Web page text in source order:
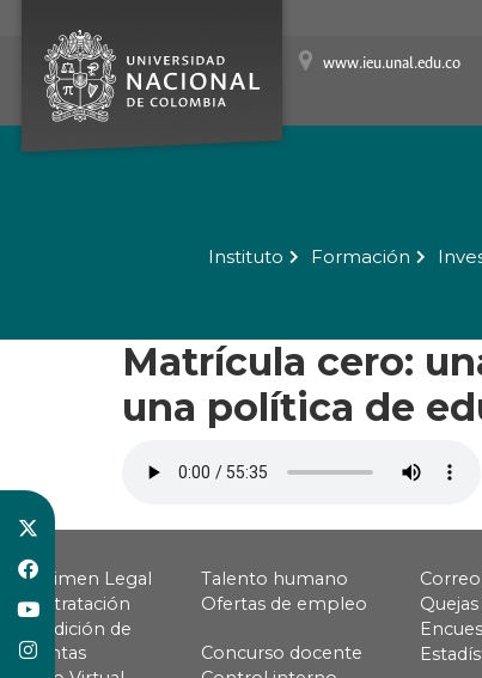
www.ieu.unal.edu.co
Instituto Formación
Matrícula cero:
una política de
Régimen Legal
Talento humano
Contratación
Ofertas de empleo
Rendición de
cuentas
Concurso docente